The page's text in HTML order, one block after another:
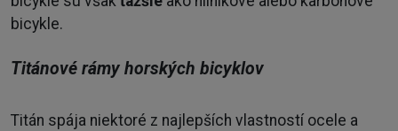
bicykle.
Titánové rámy horských bicyklov
Titán spája niektoré z najlepších vlastností ocele a